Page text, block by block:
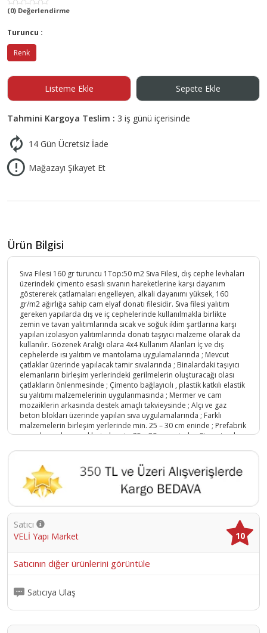
(0) Değerlendirme
Turuncu :
Renk
Listeme Ekle Sepete Ekle
Tahmini Kargoya Teslim : 3 iş günü içerisinde
14 Gün Ücretsiz İade
Mağazayı Şikayet Et
Ürün Bilgisi
Sıva Filesi 160 gr turuncu 1Top:50 m2 Sıva Filesi, dış cephe levhaları
üzerindeki çimento esaslı sıvanın hareketlerine karşı dayanım
göstererek çatlamaları engelleyen, alkali dayanımı yüksek, 160
gr/m2 ağırlığa sahip cam elyaf donatı filesidir. Sıva filesi yalıtım
gereken yapılarda dış ve iç cephelerinde kullanılmakla birlikte
zemin ve tavan yalıtımlarında sıcak ve soğuk iklim şartlarına karşı
yapılan izolasyon yalıtımlarında donatı taşıyıcı malzeme olarak da
kullanılır. Gözenek Aralığı olara 4x4 Kullanım Alanları İç ve dış
cephelerde ısı yalıtım ve mantolama uygulamalarında ; Mevcut
çatlaklar üzerinde yapılacak tamir sıvalarında ; Binalardaki taşıyıcı
elemanların birleşim yerlerindeki gerilmelerin oluşturacağı olası
çatlakların önlenmesinde ; Çimento bağlayıcılı , plastik katkılı elastik
su yalıtımı malzemelerinin uygulanmasında ; Mermer ve cam
mozaiklerin arkasında destek amaçlı takvieysinde ; Alçı ve gaz
beton blokları üzerinde yapılan sıva uygulamalarında ; Farklı
malzemelerin birleşim yerlerinde min. 25 – 30 cm eninde ; Prefabrik
yapı elemanlarının eklerinde min. 25 – 30 cm eninde ; Çimento,alçı
Satıcı
VELİ Yapı Market
10
Satıcının diğer ürünlerini görüntüle
Satıcıya Ulaş